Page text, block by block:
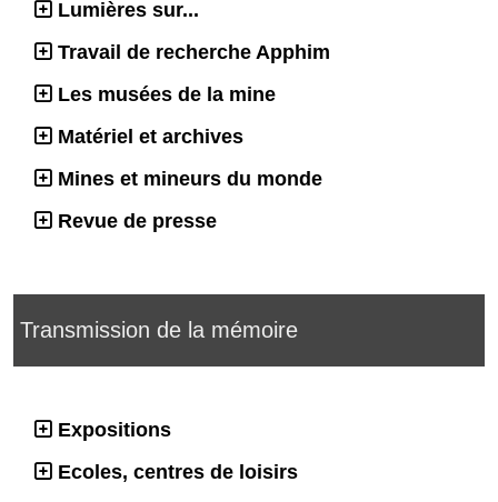
Lumières sur...
Travail de recherche Apphim
Les musées de la mine
Matériel et archives
Mines et mineurs du monde
Revue de presse
Transmission de la mémoire
Expositions
Ecoles, centres de loisirs